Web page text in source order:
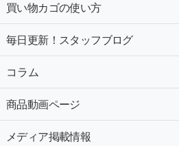
買い物カゴの使い方
毎日更新！スタッフブログ
コラム
商品動画ページ
メディア掲載情報